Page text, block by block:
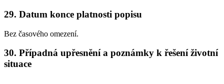
29. Datum konce platnosti popisu
Bez časového omezení.
30. Případná upřesnění a poznámky k řešení životní
situace